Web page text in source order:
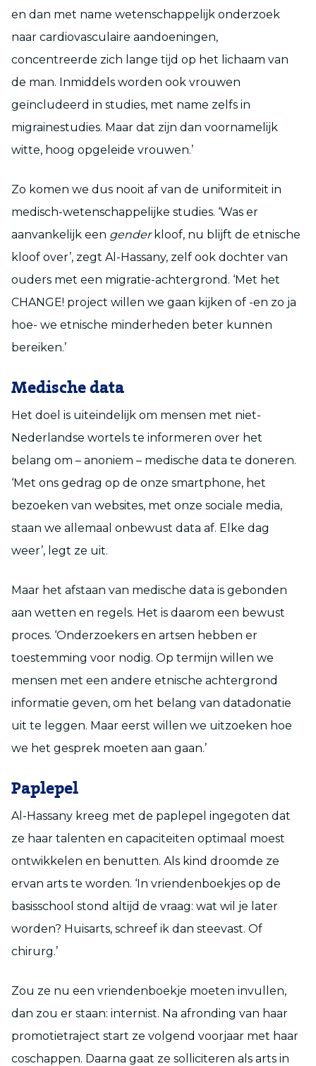
en dan met name wetenschappelijk onderzoek
naar cardiovasculaire aandoeningen,
concentreerde zich lange tijd op het lichaam van
de man. Inmiddels worden ook vrouwen
geïncludeerd in studies, met name zelfs in
migrainestudies. Maar dat zijn dan voornamelijk
witte, hoog opgeleide vrouwen.’
Zo komen we dus nooit af van de uniformiteit in
medisch-wetenschappelijke studies. ‘Was er
aanvankelijk een genderkloof, nu blijft de etnische
kloof over’, zegt Al-Hassany, zelf ook dochter van
ouders met een migratie-achtergrond. ‘Met het
CHANGE! project willen we gaan kijken of -en zo ja
hoe- we etnische minderheden beter kunnen
bereiken.’
Medische data
Het doel is uiteindelijk om mensen met niet-
Nederlandse wortels te informeren over het
belang om – anoniem – medische data te doneren.
‘Met ons gedrag op de onze smartphone, het
bezoeken van websites, met onze sociale media,
staan we allemaal onbewust data af. Elke dag
weer’, legt ze uit.
Maar het afstaan van medische data is gebonden
aan wetten en regels. Het is daarom een bewust
proces. ‘Onderzoekers en artsen hebben er
toestemming voor nodig. Op termijn willen we
mensen met een andere etnische achtergrond
informatie geven, om het belang van datadonatie
uit te leggen. Maar eerst willen we uitzoeken hoe
we het gesprek moeten aan gaan.’
Paplepel
Al-Hassany kreeg met de paplepel ingegoten dat
ze haar talenten en capaciteiten optimaal moest
ontwikkelen en benutten. Als kind droomde ze
ervan arts te worden. ‘In vriendenboekjes op de
basisschool stond altijd de vraag: wat wil je later
worden? Huisarts, schreef ik dan steevast. Of
chirurg.’
Zou ze nu een vriendenboekje moeten invullen,
dan zou er staan: internist. Na afronding van haar
promotietraject start ze volgend voorjaar met haar
coschappen. Daarna gaat ze solliciteren als arts in